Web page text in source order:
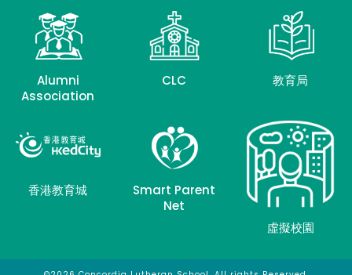
Alumni
Association
CLC 教育局
香港教育城
Smart Parent
Net
虛擬校園